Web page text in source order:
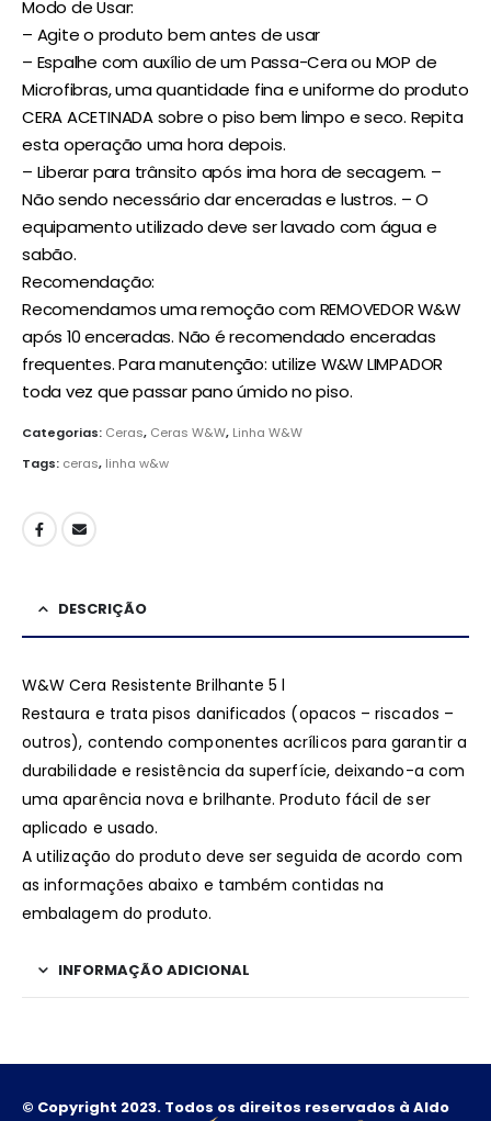
Modo de Usar:
– Agite o produto bem antes de usar
– Espalhe com auxílio de um Passa-Cera ou MOP de
Microfibras, uma quantidade fina e uniforme do produto
CERA ACETINADA sobre o piso bem limpo e seco. Repita
esta operação uma hora depois.
– Liberar para trânsito após ima hora de secagem. –
Não sendo necessário dar enceradas e lustros. – O
equipamento utilizado deve ser lavado com água e
sabão.
Recomendação:
Recomendamos uma remoção com REMOVEDOR W&W
após 10 enceradas. Não é recomendado enceradas
frequentes. Para manutenção: utilize W&W LIMPADOR
toda vez que passar pano úmido no piso.
Categorias: Ceras, Ceras W&W, Linha W&W
Tags: ceras, linha w&w
DESCRIÇÃO
W&W Cera Resistente Brilhante 5 l
Restaura e trata pisos danificados (opacos – riscados –
outros), contendo componentes acrílicos para garantir a
durabilidade e resistência da superfície, deixando-a com
uma aparência nova e brilhante. Produto fácil de ser
aplicado e usado.
A utilização do produto deve ser seguida de acordo com
as informações abaixo e também contidas na
embalagem do produto.
INFORMAÇÃO ADICIONAL
© Copyright 2023. Todos os direitos reservados à Aldo